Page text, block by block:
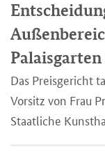
Palaisgarten
Das Preisgericht
Vorsitz von Frau
Staatliche